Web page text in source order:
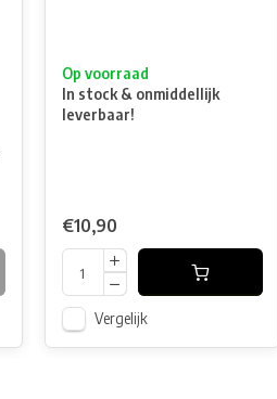
Op voorraad
In stock & onmiddellijk
leverbaar!
€10,90
Vergelijk